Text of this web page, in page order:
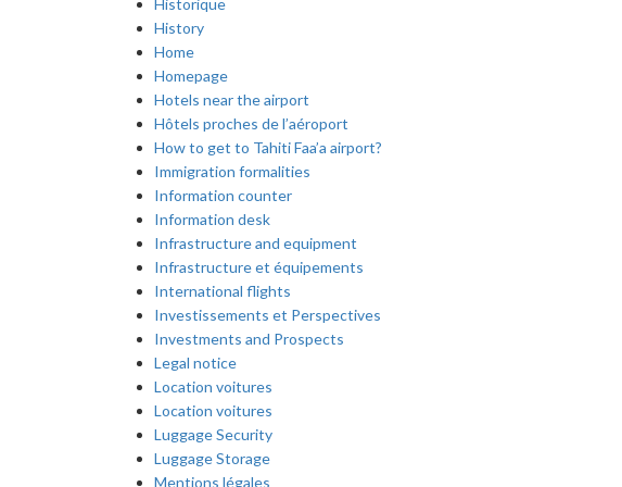
Historique
History
Home
Homepage
Hotels near the airport
Hôtels proches de l’aéroport
How to get to Tahiti Faa’a airport?
Immigration formalities
Information counter
Information desk
Infrastructure and equipment
Infrastructure et équipements
International flights
Investissements et Perspectives
Investments and Prospects
Legal notice
Location voitures
Location voitures
Luggage Security
Luggage Storage
Mentions légales